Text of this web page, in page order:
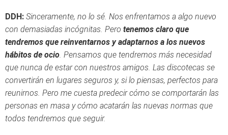
DDH: Sinceramente, no lo sé. Nos enfrentamos a algo nuevo
con demasiadas incógnitas. Pero tenemos claro que
tendremos que reinventarnos y adaptarnos a los nuevos
hábitos de ocio. Pensamos que tendremos más necesidad
que nunca de estar con nuestros amigos. Las discotecas se
convertirán en lugares seguros y, si lo piensas, perfectos para
reunirnos. Pero me cuesta predecir cómo se comportarán las
personas en masa y cómo acatarán las nuevas normas que
todos tendremos que seguir.